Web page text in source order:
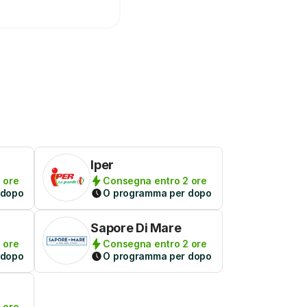
ore
Iper
Consegna entro 2 ore
O programma per dopo
ore
Sapore Di Mare
Consegna entro 2 ore
O programma per dopo